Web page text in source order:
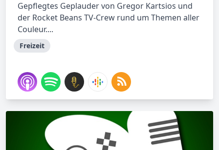
Gepflegtes Geplauder von Gregor Kartsios und
der Rocket Beans TV-Crew rund um Themen aller
Couleur....
Freizeit